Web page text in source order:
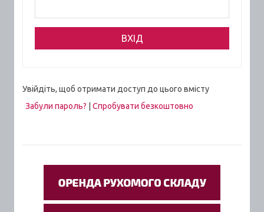
Увійдіть, щоб отримати доступ до цього вмісту
Забули пароль?
Спробувати безкоштовно